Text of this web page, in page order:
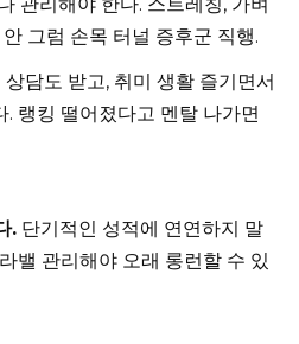
그럼 손목 터널 증후군 직행.
상담도 받고, 취미 생활 즐기면서
. 랭킹 떨어졌다고 멘탈 나가면
. 단기적인 성적에 연연하지 말
밸 관리해야 오래 롱런할 수 있